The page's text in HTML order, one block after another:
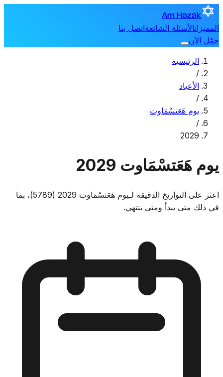
Am Hazak
المميزاتالأسئلة الشائعةاتصل بنا
حمّل الآن
الرئيسية
/
الأعياد
/
يوم هَعَتسْمَاوت
/
2029
يوم هَعَتسْمَاوت 2029
اعثر على التواريخ الدقيقة لـيوم هَعَتسْمَاوت 2029 (5789)، بما
في ذلك متى يبدأ ومتى ينتهي.